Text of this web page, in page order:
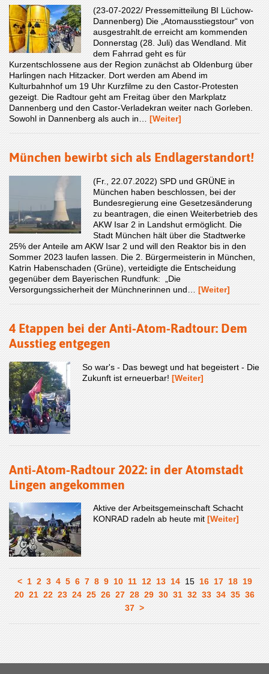
(23-07-2022/ Pressemitteilung BI Lüchow-
Dannenberg) Die „Atomausstiegstour“ von
ausgestrahlt.de erreicht am kommenden
Donnerstag (28. Juli) das Wendland. Mit
dem Fahrrad geht es für
Kurzentschlossene aus der Region zunächst ab Oldenburg über
Harlingen nach Hitzacker. Dort werden am Abend im
Kulturbahnhof um 19 Uhr Kurzfilme zu den Castor-Protesten
gezeigt. Die Radtour geht am Freitag über den Markplatz
Dannenberg und den Castor-Verladekran weiter nach Gorleben.
Sowohl in Dannenberg als auch in… [Weiter]
München bewirbt sich als Endlagerstandort!
(Fr., 22.07.2022) SPD und GRÜNE in
München haben beschlossen, bei der
Bundesregierung eine Gesetzesänderung
zu beantragen, die einen Weiterbetrieb des
AKW Isar 2 in Landshut ermöglicht. Die
Stadt München hält über die Stadtwerke
25% der Anteile am AKW Isar 2 und will den Reaktor bis in den
Sommer 2023 laufen lassen. Die 2. Bürgermeisterin in München,
Katrin Habenschaden (Grüne), verteidigte die Entscheidung
gegenüber dem Bayerischen Rundfunk: „Die
Versorgungssicherheit der Münchnerinnen und… [Weiter]
4 Etappen bei der Anti-Atom-Radtour: Dem
Ausstieg entgegen
So war's - Das bewegt und hat begeistert - Die
Zukunft ist erneuerbar! [Weiter]
Anti-Atom-Radtour 2022: in der Atomstadt
Lingen angekommen
Aktive der Arbeitsgemeinschaft Schacht
KONRAD radeln ab heute mit [Weiter]
< 1 2 3 4 5 6 7 8 9 10 11 12 13 14 15 16 17 18 19
20 21 22 23 24 25 26 27 28 29 30 31 32 33 34 35 36
37 >